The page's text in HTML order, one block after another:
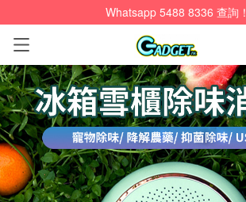
Whatsapp 5488 8336 查詢！
已加入購物車